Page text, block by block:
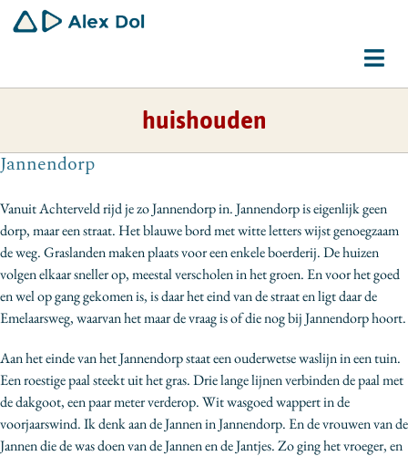
naar
Dirigent
Gemeenschapswerker
Bio
Contact
huishouden
Jannendorp
Vanuit Achterveld rijd je zo Jannendorp in. Jannendorp is eigenlijk geen
dorp, maar een straat. Het blauwe bord met witte letters wijst genoegzaam
de weg. Graslanden maken plaats voor een enkele boerderij. De huizen
volgen elkaar sneller op, meestal verscholen in het groen. En voor het goed
en wel op gang gekomen is, is daar het eind van de straat en ligt daar de
Emelaarsweg, waarvan het maar de vraag is of die nog bij Jannendorp hoort.
Aan het einde van het Jannendorp staat een ouderwetse waslijn in een tuin.
Een roestige paal steekt uit het gras. Drie lange lijnen verbinden de paal met
de dakgoot, een paar meter verderop. Wit wasgoed wappert in de
voorjaarswind. Ik denk aan de Jannen in Jannendorp. En de vrouwen van de
Jannen die de was doen van de Jannen en de Jantjes. Zo ging het vroeger, en